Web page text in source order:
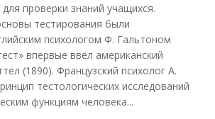
проверки знаний учащихся.
тестирования были
психологом Ф. Гальтоном
впервые ввёл американский
(1890). Французский психолог А.
тестологических исследований
функциям человека...